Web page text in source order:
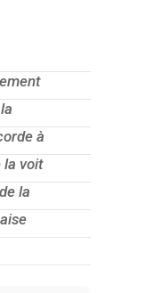
à
la voit
la